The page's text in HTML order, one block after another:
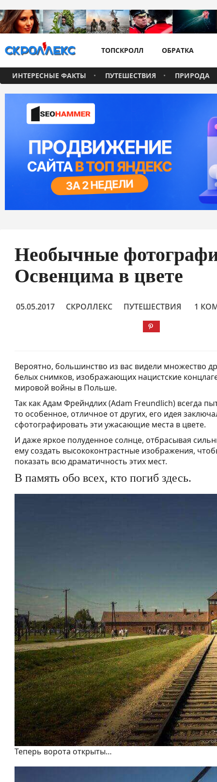
ТОПСКРОЛЛ ОБРАТКА
ИНТЕРЕСНЫЕ ФАКТЫ ПУТЕШЕСТВИЯ ПРИРОДА
Необычные
Освенцима в цвете
05.05.2017 СКРОЛЛЕКС ПУТЕШЕСТВИЯ 1
Вероятно, большинство из вас видели множество
белых снимков, изображающих нацистские
мировой войны в Польше.
Так как Адам Фрейндлих (Adam Freundlich) всегда
то особенное, отличное от других, его идея
сфотографировать эти ужасающие места в цвете.
И даже яркое полуденное солнце, отбрасывая
ему создать высококонтрастные изображения,
показать всю драматичность этих мест.
В память обо всех, кто погиб здесь.
Теперь ворота открыты…